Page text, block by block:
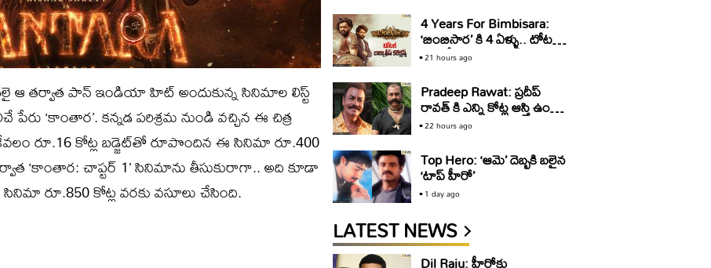
ఆ తర్వాత పాన్‌ ఇండియా హిట్‌ అందుకున్న సినిమాల లిస్ట్‌
‘కాంతార’. కన్నడ పరిశ్రమ నుండి వచ్చిన ఈ చిత్ర
రూ.16 కోట్ల బడ్జెట్‌తో రూపొందిన ఈ సినిమా రూ.400
‘కాంతార: చాప్టర్‌ 1’ సినిమాను తీసుకురాగా.. అది కూడా
రూ.850 కోట్ల వరకు వసూలు చేసింది.
4 Years For Bimbisara:
‘బింబిసార’ కి 4 ఏళ్ళు.. టోటల్
బాక్సాఫీస్ కలెక్షన్స్ ఇవే
21 hours ago
Pradeep Rawat: ప్రదీప్
రావత్ కి ఎన్ని కోట్ల ఆస్తి ఉందో
తెలుసా?
22 hours ago
Top Hero: ‘ఆమె’ దెబ్బకి బలైన
‘టాప్ హీరో’
1 day ago
LATEST NEWS